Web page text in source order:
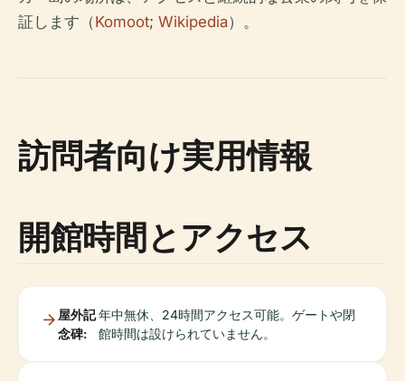
証します（Komoot; Wikipedia）。
訪問者向け実用情報
開館時間とアクセス
屋外記
念碑:
年中無休、24時間アクセス可能。ゲートや閉
館時間は設けられていません。